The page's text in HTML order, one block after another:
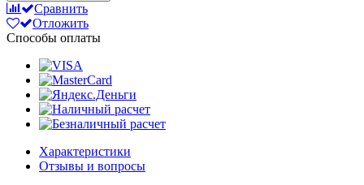
Сравнить
Отложить
Способы оплаты
Характеристики
Отзывы и вопросы